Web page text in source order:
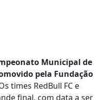
Municipal de
pela Fundação
times RedBull FC e
final, com data a ser